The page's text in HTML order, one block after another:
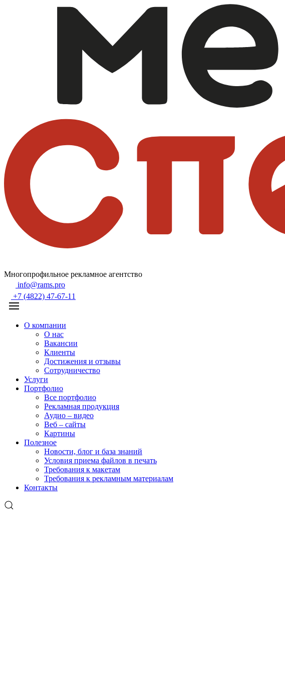
Многопрофильное рекламное агентство
info@rams.pro
+7 (4822) 47-67-11
О компании
О нас
Вакансии
Клиенты
Достижения и отзывы
Сотрудничество
Услуги
Портфолио
Все портфолио
Рекламная продукция
Аудио – видео
Веб – сайты
Картины
Полезное
Новости, блог и база знаний
Условия приема файлов в печать
Требования к макетам
Требования к рекламным материалам
Контакты